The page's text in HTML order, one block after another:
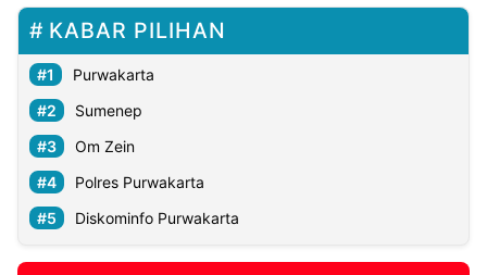
KABAR PILIHAN
Purwakarta
Sumenep
Om Zein
Polres Purwakarta
Diskominfo Purwakarta